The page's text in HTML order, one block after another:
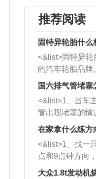
推荐阅读
固特异轮胎什么
<&list>固特异轮
的汽车轮胎品牌
牌，但是中高低
也是为了更好的
国六排气管堵塞
<&list>1、当车
管出现堵塞的情
者是细棍，直接
堵塞情况比较
施。 <&list>2、
杂物推到排气管
三元催化器拆解
在家拿什么练方
<&list>1、找一
点和9点钟方向
方向做一个标记
大众1.8t发动机